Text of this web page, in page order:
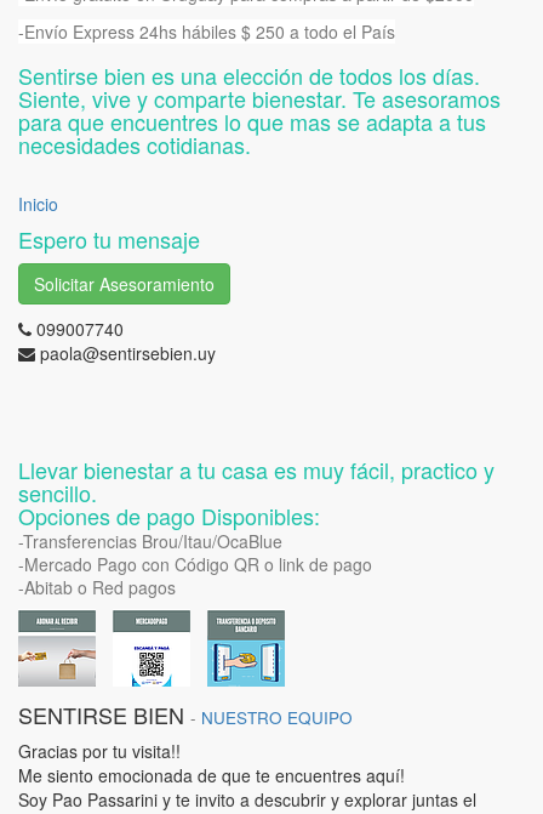
-Envío Express 24hs hábiles $ 250 a todo el País
Sentirse bien es una elección de todos los días.
Siente, vive y comparte bienestar. Te asesoramos
para que encuentres lo que mas se adapta a tus
necesidades cotidianas.
Inicio
Espero tu mensaje
Solicitar Asesoramiento
099007740
paola@sentirsebien.uy
Llevar bienestar a tu casa es muy fácil, practico y
sencillo.
Opciones de pago Disponibles:
-Transferencias Brou/Itau/OcaBlue
-Mercado Pago con Código QR o link de pago
-Abitab o Red pagos
SENTIRSE BIEN - NUESTRO EQUIPO
Gracias por tu visita!!
Me siento emocionada de que te encuentres aquí!
Soy Pao Passarini y te invito a descubrir y explorar juntas el